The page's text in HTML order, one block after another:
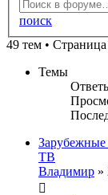
поиск
49 тем • Страница
Темы
ТВ
Владимир »